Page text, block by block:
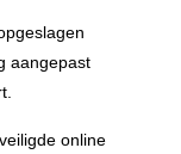
aangepast
online